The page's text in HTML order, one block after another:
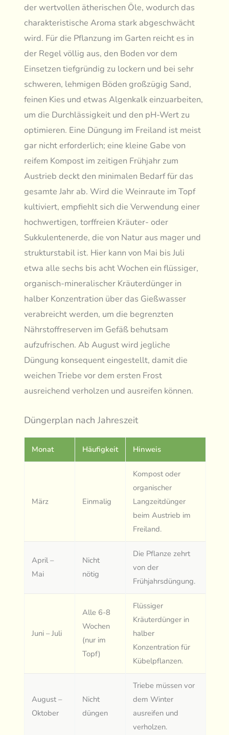
der wertvollen ätherischen Öle, wodurch das
charakteristische Aroma stark abgeschwächt
wird. Für die Pflanzung im Garten reicht es in
der Regel völlig aus, den Boden vor dem
Einsetzen tiefgründig zu lockern und bei sehr
schweren, lehmigen Böden großzügig Sand,
feinen Kies und etwas Algenkalk einzuarbeiten,
um die Durchlässigkeit und den pH-Wert zu
optimieren. Eine Düngung im Freiland ist meist
gar nicht erforderlich; eine kleine Gabe von
reifem Kompost im zeitigen Frühjahr zum
Austrieb deckt den minimalen Bedarf für das
gesamte Jahr ab. Wird die Weinraute im Topf
kultiviert, empfiehlt sich die Verwendung einer
hochwertigen, torffreien Kräuter- oder
Sukkulentenerde, die von Natur aus mager und
strukturstabil ist. Hier kann von Mai bis Juli
etwa alle sechs bis acht Wochen ein flüssiger,
organisch-mineralischer Kräuterdünger in
halber Konzentration über das Gießwasser
verabreicht werden, um die begrenzten
Nährstoffreserven im Gefäß behutsam
aufzufrischen. Ab August wird jegliche
Düngung konsequent eingestellt, damit die
weichen Triebe vor dem ersten Frost
ausreichend verholzen und ausreifen können.
Düngerplan nach Jahreszeit
Monat Häufigkeit Hinweis
März Einmalig
Kompost oder
organischer
Langzeitdünger
beim Austrieb im
Freiland.
April –
Mai
Nicht
nötig
Die Pflanze zehrt
von der
Frühjahrsdüngung.
Juni – Juli
Alle 6-8
Wochen
(nur im
Topf)
Flüssiger
Kräuterdünger in
halber
Konzentration für
Kübelpflanzen.
August –
Oktober
Nicht
düngen
Triebe müssen vor
dem Winter
ausreifen und
verholzen.